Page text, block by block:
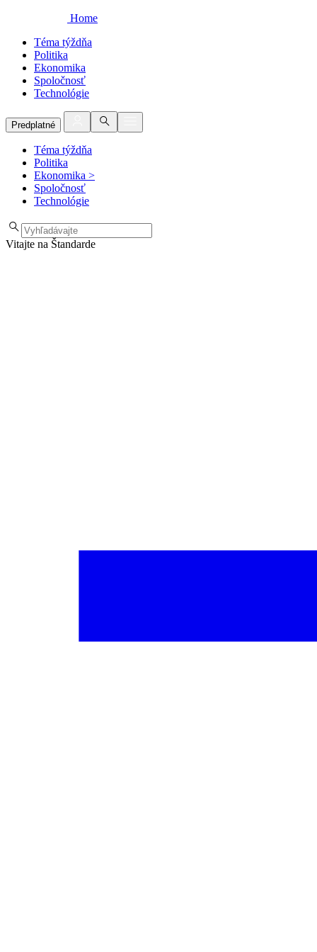
Home
Téma týždňa
Politika
Ekonomika
Spoločnosť
Technológie
Predplatné
Téma týždňa
Politika
Ekonomika >
Spoločnosť
Technológie
Vitajte na Štandarde